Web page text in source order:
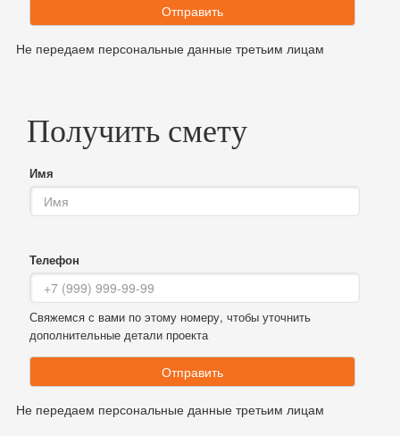
Отправить
Не передаем персональные данные третьим лицам
Получить смету
Имя
Телефон
Свяжемся с вами по этому номеру, чтобы уточнить
дополнительные детали проекта
Отправить
Не передаем персональные данные третьим лицам